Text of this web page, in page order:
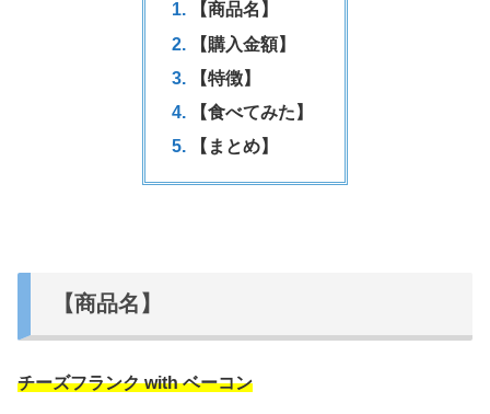
【商品名】
【購入金額】
【特徴】
【食べてみた】
【まとめ】
【商品名】
チーズフランク with ベーコン